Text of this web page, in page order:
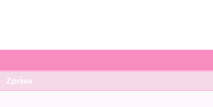
Zpráva